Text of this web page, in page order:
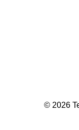
© 2026